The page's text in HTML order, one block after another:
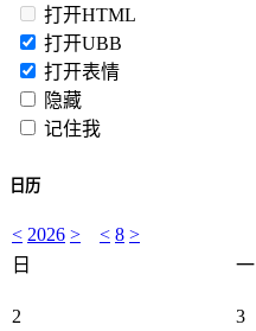
打开HTML
打开UBB
打开表情
隐藏
记住我
日历
< 2026 > < 8 >
日
一
2
3